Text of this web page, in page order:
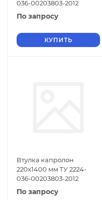
036-00203803-2012
По запросу
КУПИТЬ
Втулка капролон
220х1400 мм ТУ 2224-
036-00203803-2012
По запросу